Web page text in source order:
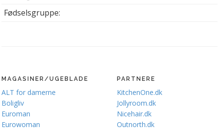
Fødselsgruppe:
MAGASINER/UGEBLADE
ALT for damerne
Boligliv
Euroman
Eurowoman
PARTNERE
KitchenOne.dk
Jollyroom.dk
Nicehair.dk
Outnorth.dk